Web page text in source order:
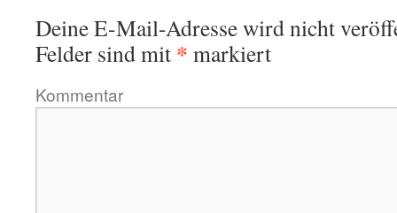
Deine E-Mail-Adresse wird nicht
Felder sind mit * markiert
Kommentar